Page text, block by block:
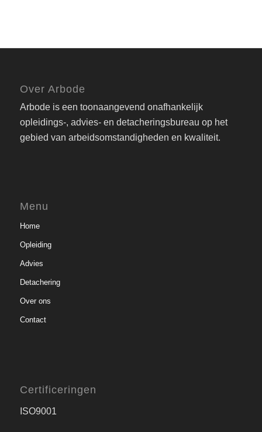
Over Arbode
Arbode is een toonaangevend onafhankelijk
opleidings-, advies- en detacheringsbureau op het
gebied van arbeidsomstandigheden en kwaliteit.
Menu
Home
Opleiding
Advies
Detachering
Over ons
Contact
Certificeringen
ISO9001